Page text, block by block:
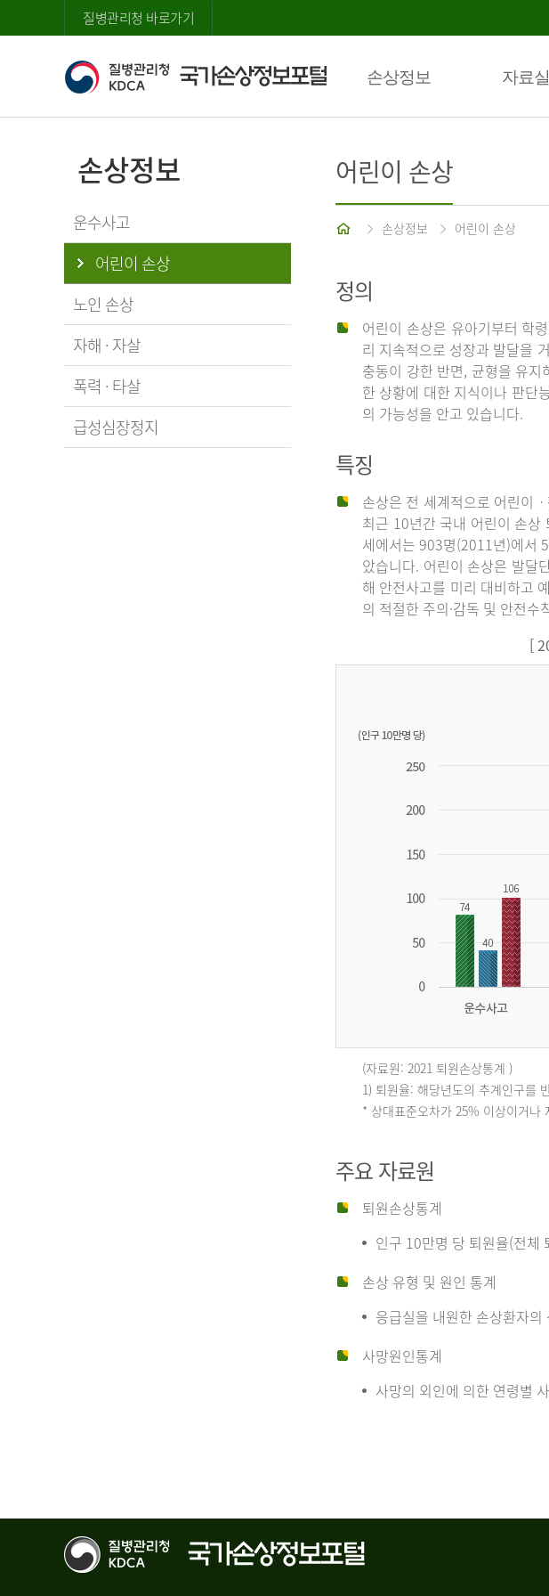
질병관리청 바로가기
손상정보 자료실
손상정보
운수사고
어린이 손상
노인 손상
자해 · 자살
폭력 · 타살
급성심장정지
어린이 손상
홈 손상정보 어린이 손상
정의
어린이 손상은 유아기부터 학
리 지속적으로 성장과 발달을
충동이 강한 반면, 균형을 유
한 상황에 대한 지식이나 판단
의 가능성을 안고 있습니다.
특징
손상은 전 세계적으로 어린이
최근 10년간 국내 어린이 손
세에서는 903명(2011년)에서
았습니다. 어린이 손상은 발달
해 안전사고를 미리 대비하고
의 적절한 주의·감독 및 안전
[
10
만
명
수
(자료원: 2021 퇴원손상통계 )
1) 퇴원율: 해당년도의 추계인구를
* 상대표준오차가 25% 이상이거나
주요 자료원
퇴원손상통계
인구 10만명 당 퇴원율(전체
손상 유형 및 원인 통계
응급실을 내원한 손상환자
사망원인통계
사망의 외인에 의한 연령별